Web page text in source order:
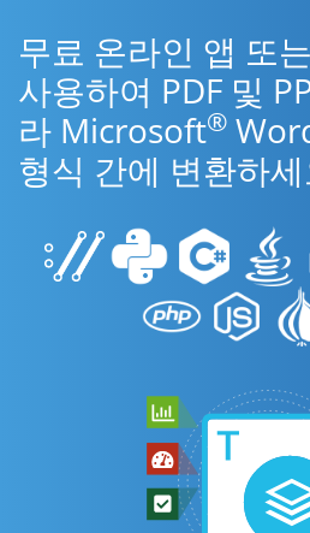
무료 온라인 앱 또
사용하여 PDF 및
라 Microsoft®
형식 간에 변환하